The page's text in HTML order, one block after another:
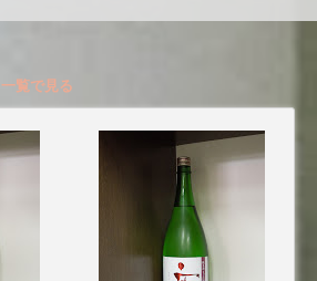
一覧で見る